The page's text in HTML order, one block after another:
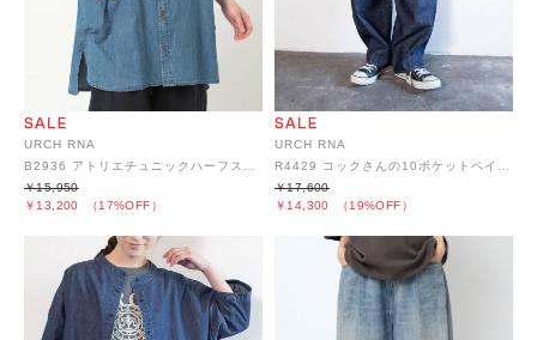
URCH RNA
￥13,200 （17%OFF）
￥15,950
URCH RNA
￥14,300 （19%OFF）
￥17,600